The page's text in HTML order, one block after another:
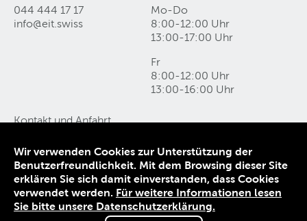
044 444 17 17
info@eit swiss
Mo-Do
8:00-12:00 Uhr
13:00-17:00 Uhr
Fr
8:00-12:00 Uhr
13:00-16:00 Uhr
Kontakt und Anfahrt
Impressum
AGB
© 1906-2026 EIT.swiss
Wir verwenden Cookies zur Unterstützung der
Benutzerfreundlichkeit. Mit dem Browsing dieser Site
erklären Sie sich damit einverstanden, dass Cookies
verwendet werden. Für weitere Informationen lesen
Sie bitte unsere Datenschutzerklärung.